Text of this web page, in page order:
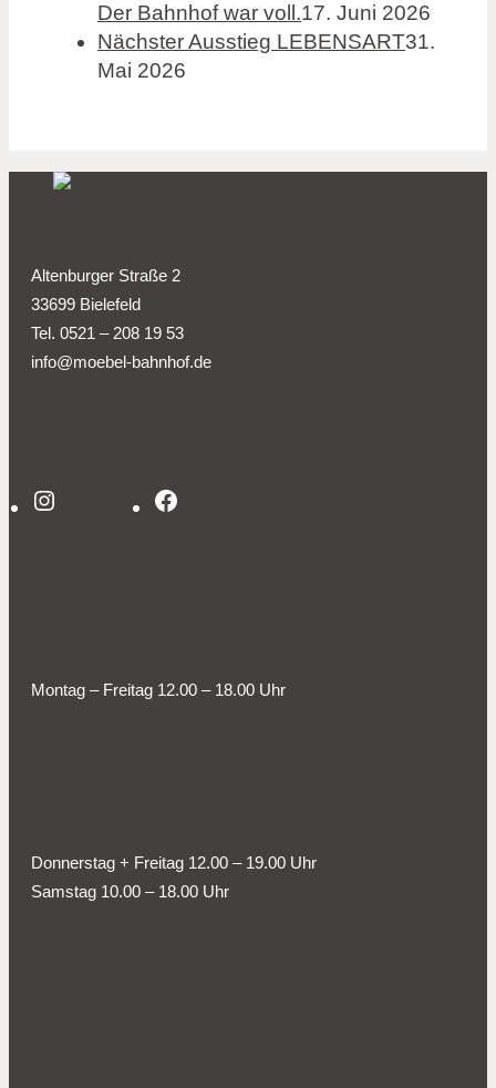
Der Bahnhof war voll.17. Juni 2026
Nächster Ausstieg LEBENSART31.
Mai 2026
Altenburger Straße 2
33699 Bielefeld
Tel. 0521 – 208 19 53
info@moebel-bahnhof.de
Instagram
Montag – Freitag 12.00 – 18.00 Uhr
Donnerstag + Freitag 12.00 – 19.00 Uhr
Samstag 10.00 – 18.00 Uhr